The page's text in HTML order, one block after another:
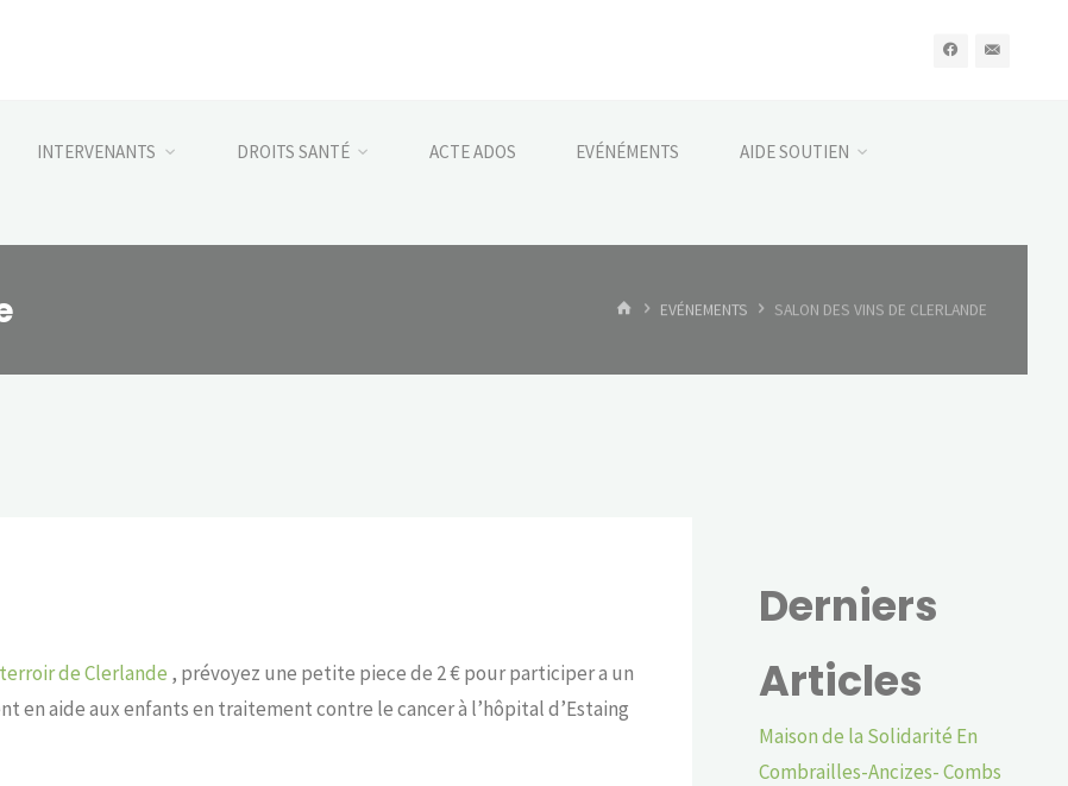
INTERVENANTS DROITS SANTÉ ACTE ADOS EVÉNÉMENTS AIDE SOUTIEN
HOMEEVÉNEMENTS SALON DES VINS DE CLERLANDE
de Clerlande , prévoyez une petite piece de 2 € pour participer a un
en aide aux enfants en traitement contre le cancer à l’hôpital d’Estaing
Derniers
Articles
Maison de la Solidarité En
Combrailles-Ancizes- Combs